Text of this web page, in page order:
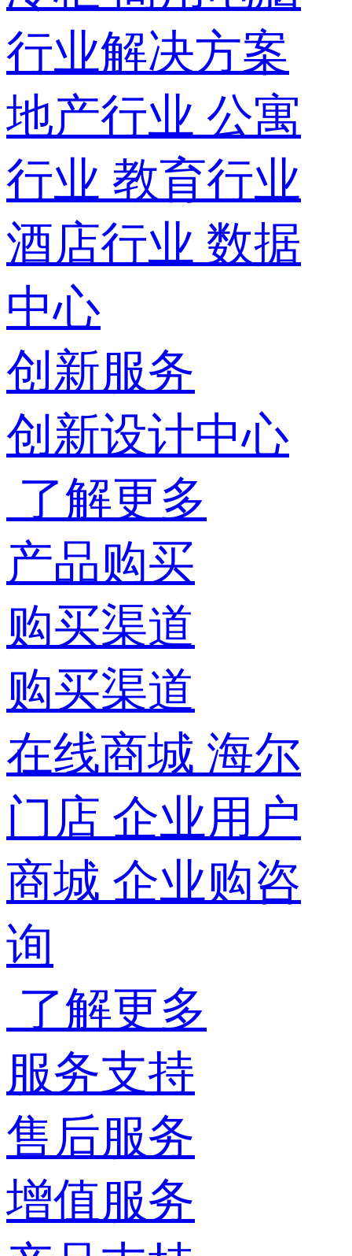
行业解决方案
地产行业 公寓
行业 教育行业
酒店行业 数据
中心
创新服务
创新设计中心
了解更多
产品购买
购买渠道
购买渠道
在线商城 海尔
门店 企业用户
商城 企业购咨
询
了解更多
服务支持
售后服务
增值服务